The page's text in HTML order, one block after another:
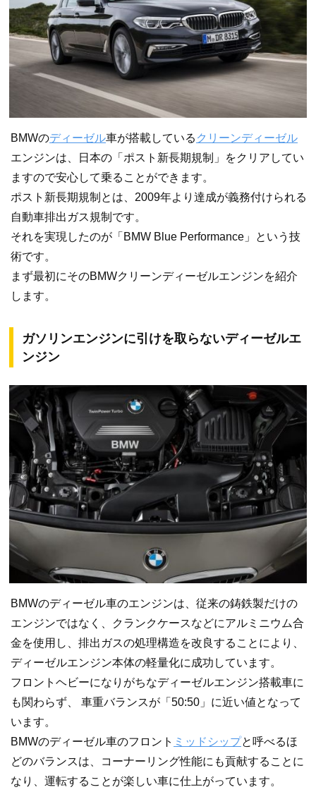
BMWのディーゼル車が搭載している クリーンディーゼル
エンジンは、日本の「ポスト新長期規制」をクリアしてい
ますので安心して乗ることができます。
ポスト新長期規制とは、2009年より達成が義務付けられる
自動車排出ガス規制です。
それを実現したのが「BMW Blue Performance」という技
術です。
まず最初にそのBMWクリーンディーゼルエンジンを紹介
します。
ガソリンエンジンに引けを取らないディーゼルエ
ンジン
BMWのディーゼル車のエンジンは、従来の鋳鉄製だけの
エンジンではなく、クランクケースなどにアルミニウム合
金を使用し、排出ガスの処理構造を改良することにより、
ディーゼルエンジン本体の軽量化に成功しています。
フロントヘビーになりがちなディーゼルエンジン搭載車に
も関わらず、 車重バランスが「50:50」に近い値となって
います。
BMWのディーゼル車のフロント ミッドシップと呼べるほ
どのバランスは、コーナーリング性能にも貢献することに
なり、運転することが楽しい車に仕上がっています。